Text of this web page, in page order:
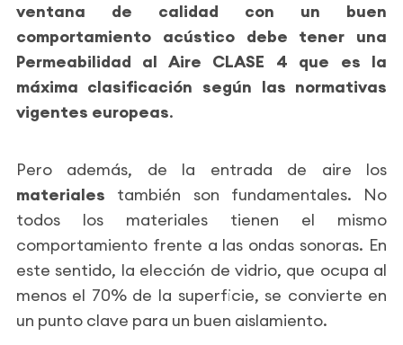
ventana de calidad con un buen
comportamiento acústico debe tener una
Permeabilidad al Aire CLASE 4 que es la
máxima clasificación según las normativas
vigentes europeas.
Pero además, de la entrada de aire los
materiales también son fundamentales. No
todos los materiales tienen el mismo
comportamiento frente a las ondas sonoras. En
este sentido, la elección de vidrio, que ocupa al
menos el 70% de la superficie, se convierte en
un punto clave para un buen aislamiento.